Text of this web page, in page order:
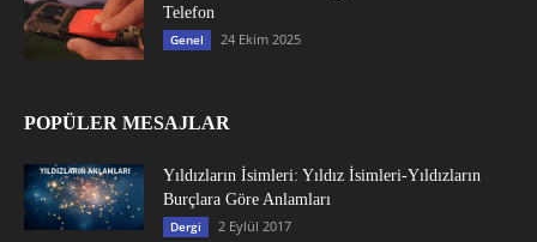
Telefon
Genel 24 Ekim 2025
POPÜLER MESAJLAR
Yıldızların İsimleri: Yıldız İsimleri-Yıldızların
Burçlara Göre Anlamları
Dergi 2 Eylül 2017